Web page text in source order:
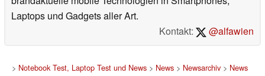
Laptops und Gadgets aller Art.
Kontakt:
@alfawien
> Notebook Test, Laptop Test und News> News> Newsarchiv> News